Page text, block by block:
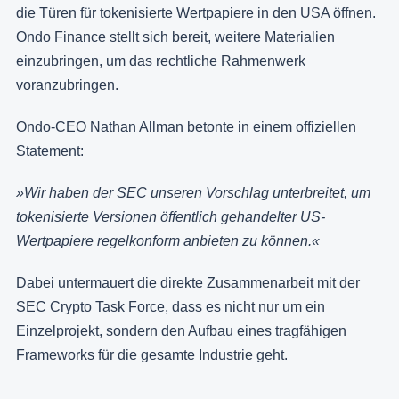
die Türen für tokenisierte Wertpapiere in den USA öffnen.
Ondo Finance stellt sich bereit, weitere Materialien
einzubringen, um das rechtliche Rahmenwerk
voranzubringen.
Ondo-CEO Nathan Allman betonte in einem offiziellen
Statement:
»Wir haben der SEC unseren Vorschlag unterbreitet, um
tokenisierte Versionen öffentlich gehandelter US-
Wertpapiere regelkonform anbieten zu können.«
Dabei untermauert die direkte Zusammenarbeit mit der
SEC Crypto Task Force, dass es nicht nur um ein
Einzelprojekt, sondern den Aufbau eines tragfähigen
Frameworks für die gesamte Industrie geht.